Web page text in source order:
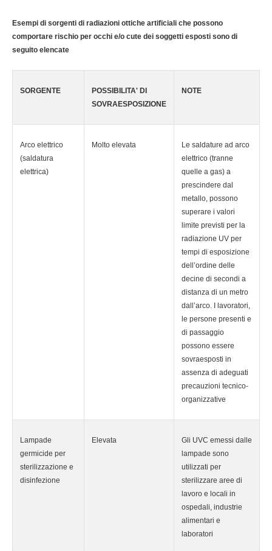
Esempi di sorgenti di radiazioni ottiche artificiali che possono
comportare rischio per occhi e/o cute dei soggetti esposti sono di
seguito elencate
SORGENTE
POSSIBILITA' DI
SOVRAESPOSIZIONE
NOTE
Arco elettrico
(saldatura
elettrica)
Molto elevata
Le saldature ad arco
elettrico (tranne
quelle a gas) a
prescindere dal
metallo, possono
superare i valori
limite previsti per la
radiazione UV per
tempi di esposizione
dell’ordine delle
decine di secondi a
distanza di un metro
dall’arco. I lavoratori,
le persone presenti e
di passaggio
possono essere
sovraesposti in
assenza di adeguati
precauzioni tecnico-
organizzative
Lampade
germicide per
sterilizzazione e
disinfezione
Elevata
Gli UVC emessi dalle
lampade sono
utilizzati per
sterilizzare aree di
lavoro e locali in
ospedali, industrie
alimentari e
laboratori